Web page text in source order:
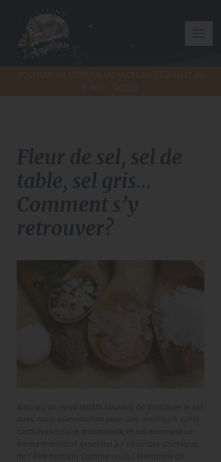
Fleur de sel, sel de
table, sel gris…
Comment s’y
retrouver?
Bien qu’on nous répète souvent de diminuer le sel
dans notre alimentation pour une meilleure santé
cardiovasculaire notamment, le sel demeure un
élément minéral essentiel à l’équilibre chimique
de l’être humain. Comme nous l’éliminons de